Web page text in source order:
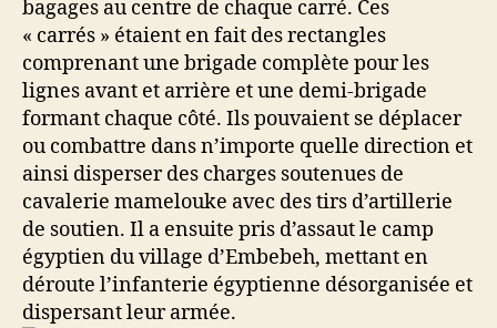
bagages au centre de chaque carré. Ces
« carrés » étaient en fait des rectangles
comprenant une brigade complète pour les
lignes avant et arrière et une demi-brigade
formant chaque côté. Ils pouvaient se déplacer
ou combattre dans n’importe quelle direction et
ainsi disperser des charges soutenues de
cavalerie mamelouke avec des tirs d’artillerie
de soutien. Il a ensuite pris d’assaut le camp
égyptien du village d’Embebeh, mettant en
déroute l’infanterie égyptienne désorganisée et
dispersant leur armée.